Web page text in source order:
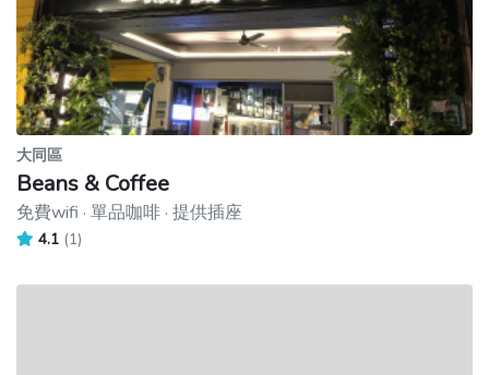
大同區
Beans & Coffee
免費wifi · 單品咖啡 · 提供插座
4.1 (1)